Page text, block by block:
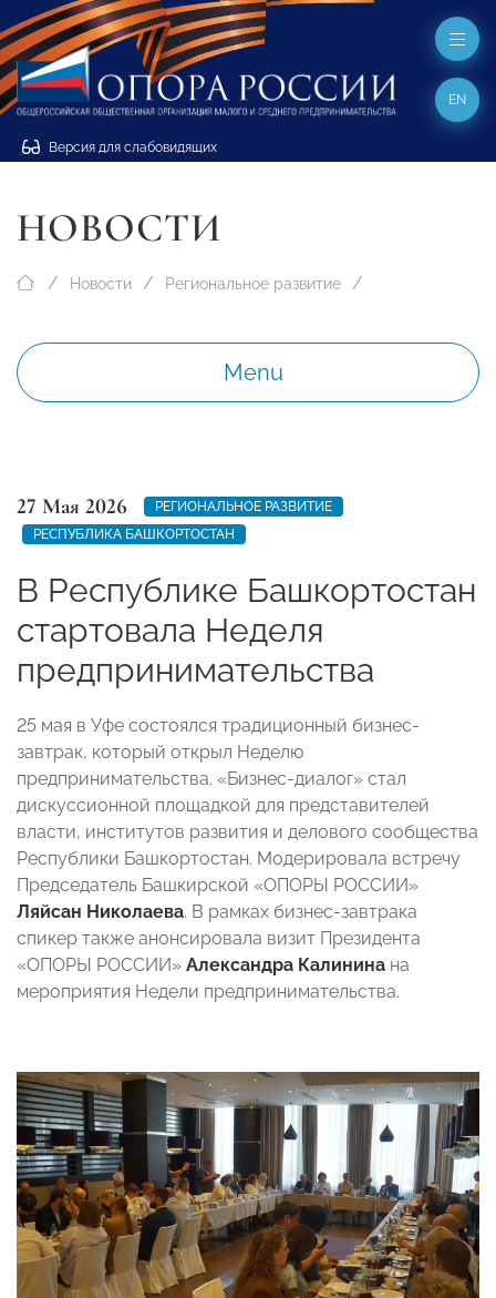
Версия для слабовидящих
EN
НОВОСТИ
Новости Региональное развитие
Menu
27 Мая 2026
РЕГИОНАЛЬНОЕ РАЗВИТИЕ
РЕСПУБЛИКА БАШКОРТОСТАН
В Республике Башкортостан
стартовала Неделя
предпринимательства
25 мая в Уфе состоялся традиционный бизнес-
завтрак, который открыл Неделю
предпринимательства. «Бизнес-диалог» стал
дискуссионной площадкой для представителей
власти, институтов развития и делового сообщества
Республики Башкортостан. Модерировала встречу
Председатель Башкирской «ОПОРЫ РОССИИ»
Ляйсан Николаева. В рамках бизнес-завтрака
спикер также анонсировала визит Президента
«ОПОРЫ РОССИИ» Александра Калинина на
мероприятия Недели предпринимательства.